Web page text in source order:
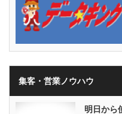
集客・営業ノウハウ
明日から